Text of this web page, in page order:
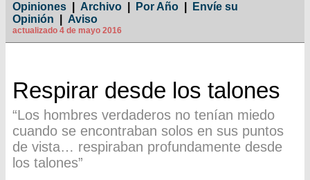
Opiniones Archivo Por Año
Envíe su
Opinión
Aviso
actualizado 4 de mayo 2016
Respirar desde los talones
“Los hombres verdaderos no tenían miedo
cuando se encontraban solos en sus puntos
de vista… respiraban profundamente desde
los talones”